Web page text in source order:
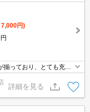
7,000円)
揃っており、とても充実
。共用部には宅配ボック
す。収納はシューズボ
や履き物の整理がしやす
詳細を見る